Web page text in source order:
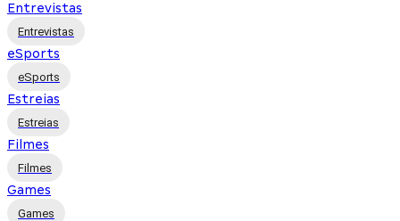
Entrevistas
Entrevistas
eSports
eSports
Estreias
Estreias
Filmes
Filmes
Games
Games